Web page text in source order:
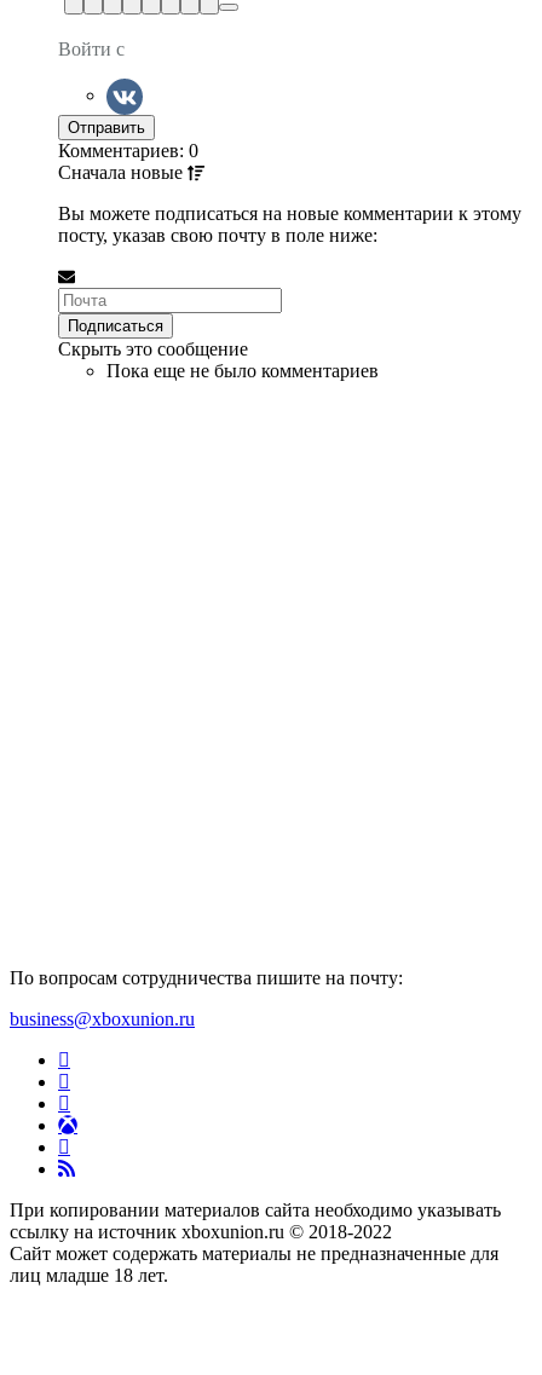
Войти с
Комментариев: 0
Сначала новые
Вы можете подписаться на новые комментарии к этому
посту, указав свою почту в поле ниже:
Скрыть это сообщение
Пока еще не было комментариев
По вопросам сотрудничества пишите на почту:
business@xboxunion.ru
При копировании материалов сайта необходимо указывать
ссылку на источник xboxunion.ru © 2018-2022
Сайт может содержать материалы не предназначенные для
лиц младше 18 лет.